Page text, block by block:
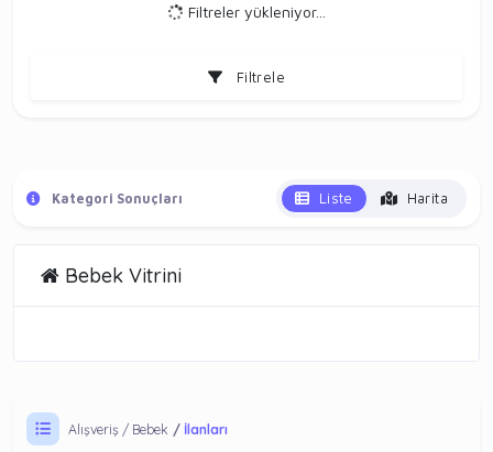
Filtreler yükleniyor...
Filtrele
Kategori Sonuçları Liste Harita
Bebek Vitrini
Alışveriş Bebek İlanları